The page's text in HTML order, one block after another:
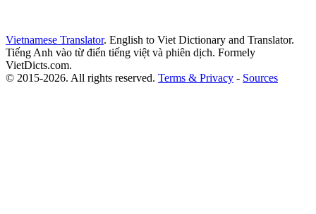
Vietnamese Translator. English to Viet Dictionary and Translator.
Tiếng Anh vào từ điển tiếng việt và phiên dịch. Formely
VietDicts.com.
© 2015-2026. All rights reserved. Terms & Privacy - Sources